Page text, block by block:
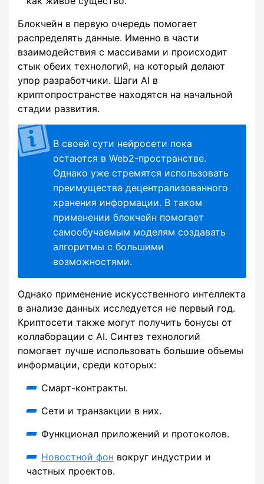
Блокчейн в первую очередь помогает
распределять данные. Именно в части
взаимодействия с массивами и происходит
стык обеих технологий, на который делают
упор разработчики. Шаги AI в
криптопространстве находятся на начальной
стадии развития.
В своей сути нейросети пока
остаются в Web2-пространстве.
Однако уже стремятся использовать
преимущества децентрализованного
хранения информации. В таком
применении блокчейн помогает
самообучаемым моделям создавать
алгоритмы с большими
возможностями.
Однако применение искусственного интеллекта
в анализе данных исследуется не первый год.
Криптосети также могут получить бонусы от
коллаборации с AI. Синтез технологий
помогает лучше использовать большие объемы
информации, среди которых:
Смарт-контракты.
Сети и транзакции в них.
Функционал приложений и протоколов.
Новостной фон вокруг индустрии и
частных проектов.